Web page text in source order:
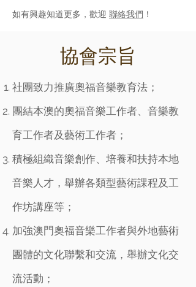
如有興趣知道更多，歡迎 聯絡我們 ！
協會宗旨
社團致力推廣奧福音樂教育法；
團結本澳的奧福音樂工作者、音樂教
育工作者及藝術工作者；
積極組織音樂創作、培養和扶持本地
音樂人才，舉辦各類型藝術課程及工
作坊講座等；
加強澳門奧福音樂工作者與外地藝術
團體的文化聯繫和交流，舉辦文化交
流活動；